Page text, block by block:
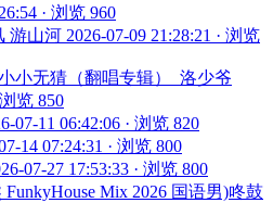
· 浏览 960
游山河 2026-07-09 21:28:21 · 浏览
小无猜（翻唱专辑）_洛少爷
览 850
07-11 06:42:06 · 浏览 820
14 07:24:31 · 浏览 800
07-27 17:53:33 · 浏览 800
Mix 2026 国语男)咚鼓